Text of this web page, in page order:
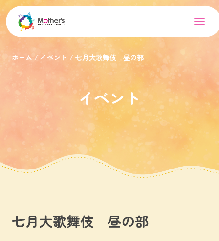
ホーム イベント 七月大歌舞伎 昼の部
イベント
七月大歌舞伎 昼の部